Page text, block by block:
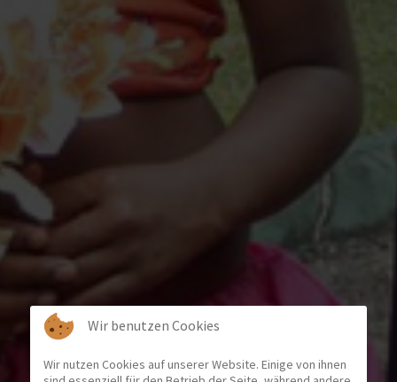
Wir benutzen Cookies
Wir nutzen Cookies auf unserer Website. Einige von ihnen